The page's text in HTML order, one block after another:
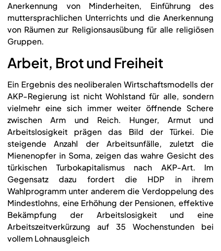
Anerkennung von Minderheiten, Einführung des
muttersprachlichen Unterrichts und die Anerkennung
von Räumen zur Religionsausübung für alle religiösen
Gruppen.
Arbeit, Brot und Freiheit
Ein Ergebnis des neoliberalen Wirtschaftsmodells der
AKP-Regierung ist nicht Wohlstand für alle, sondern
vielmehr eine sich immer weiter öffnende Schere
zwischen Arm und Reich. Hunger, Armut und
Arbeitslosigkeit prägen das Bild der Türkei. Die
steigende Anzahl der Arbeitsunfälle, zuletzt die
Mienenopfer in Soma, zeigen das wahre Gesicht des
türkischen Turbokapitalismus nach AKP-Art. Im
Gegensatz dazu fordert die HDP in ihrem
Wahlprogramm unter anderem die Verdoppelung des
Mindestlohns, eine Erhöhung der Pensionen, effektive
Bekämpfung der Arbeitslosigkeit und eine
Arbeitszeitverkürzung auf 35 Wochenstunden bei
vollem Lohnausgleich